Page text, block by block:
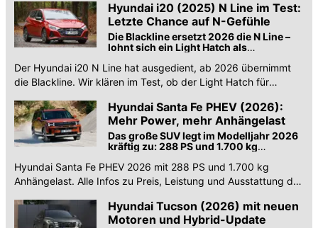
Hyundai i20 (2025) N Line im Test:
Letzte Chance auf N-Gefühle
Die Blackline ersetzt 2026 die N Line –
lohnt sich ein Light Hatch als
Der Hyundai i20 N Line hat ausgedient, ab 2026 übernimmt
die Blackline. Wir klären im Test, ob der Light Hatch für
Hyundai Santa Fe PHEV (2026):
Mehr Power, mehr Anhängelast
Das große SUV legt im Modelljahr 2026
kräftig zu: 288 PS und 1.700 kg
Hyundai Santa Fe PHEV 2026 mit 288 PS und 1.700 kg
Anhängelast. Alle Infos zu Preis, Leistung und Ausstattung des
Hyundai Tucson (2026) mit neuen
Motoren und Hybrid-Update